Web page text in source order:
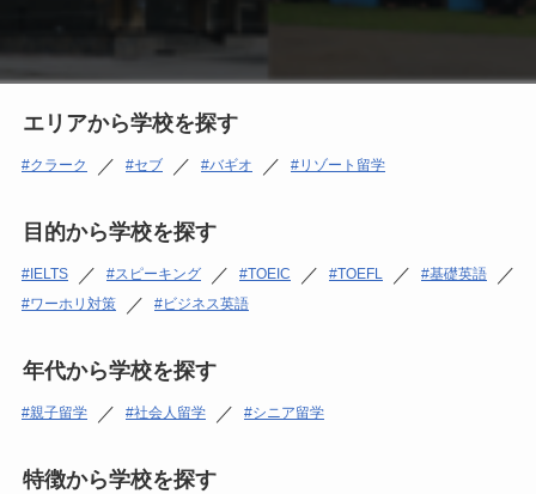
エリアから学校を探す
クラーク ／ セブ ／ バギオ ／ リゾート留学
目的から学校を探す
IELTS ／ スピーキング ／ TOEIC ／ TOEFL ／ 基礎英語 ／
ワーホリ対策 ／ ビジネス英語
年代から学校を探す
親子留学 ／ 社会人留学 ／ シニア留学
特徴から学校を探す